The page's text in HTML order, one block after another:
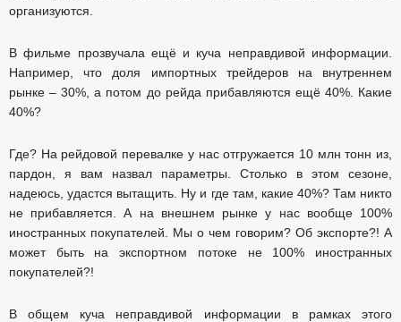
организуются.
В фильме прозвучала ещё и куча неправдивой информации.
Например, что доля импортных трейдеров на внутреннем
рынке – 30%, а потом до рейда прибавляются ещё 40%. Какие
40%?
Где? На рейдовой перевалке у нас отгружается 10 млн тонн из,
пардон, я вам назвал параметры. Столько в этом сезоне,
надеюсь, удастся вытащить. Ну и где там, какие 40%? Там никто
не прибавляется. А на внешнем рынке у нас вообще 100%
иностранных покупателей. Мы о чем говорим? Об экспорте?! А
может быть на экспортном потоке не 100% иностранных
покупателей?!
В общем куча неправдивой информации в рамках этого